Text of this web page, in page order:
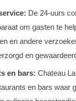
De 24-uurs
om gasten te
en andere
en
en bars: Chateau
en bars waar